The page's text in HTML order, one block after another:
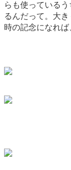
らも使っている
るんだって。大
時の記念になれば